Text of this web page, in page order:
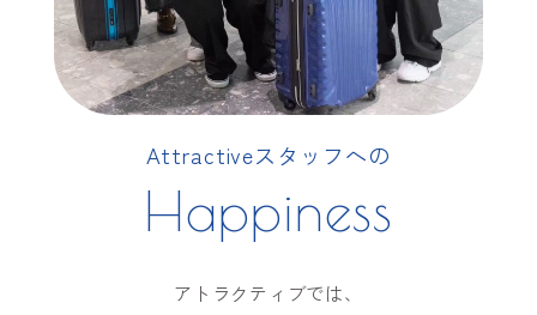
Attractiveスタッフへの
Happiness
アトラクティブでは、